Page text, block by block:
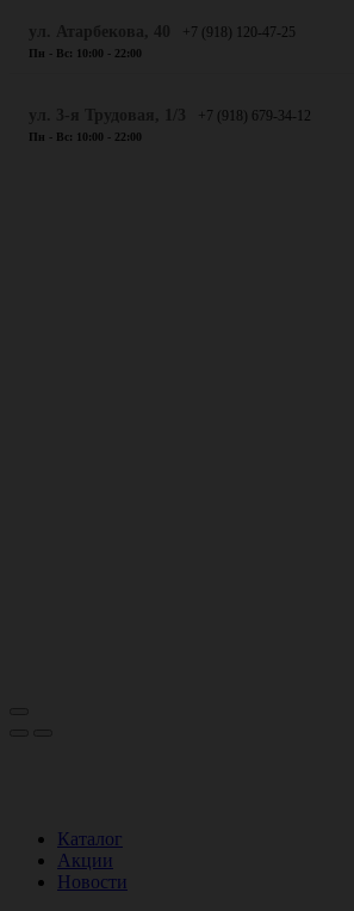
+7 (918) 120-47-25
Пн - Вс: 10:00 - 22:00
+7 (918) 679-34-12
Пн - Вс: 10:00 - 22:00
Каталог
Акции
Новости